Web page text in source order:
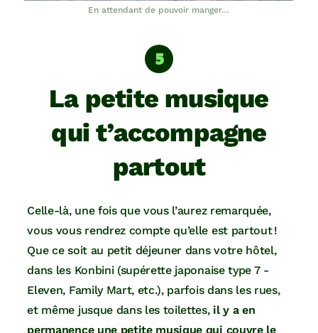
En attendant de pouvoir manger…
La petite musique
qui t’accompagne
partout
Celle-là, une fois que vous l’aurez remarquée,
vous vous rendrez compte qu’elle est partout !
Que ce soit au petit déjeuner dans votre hôtel,
dans les Konbini (supérette japonaise type 7 -
Eleven, Family Mart, etc.), parfois dans les rues,
et même jusque dans les toilettes, il y a en
permanence une petite musique qui couvre le